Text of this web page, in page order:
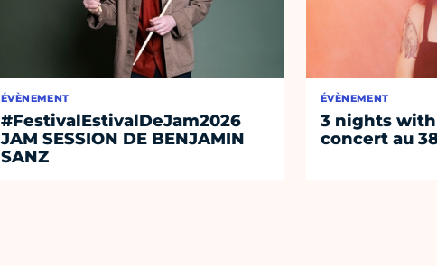
ÉVÈNEMENT
#FestivalEstivalDeJam2026
JAM SESSION DE BENJAMIN
SANZ
ÉVÈNEMENT
3 nights with
concert au